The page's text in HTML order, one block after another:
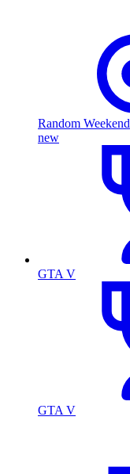
Random Weekend
new
GTA V
GTA V